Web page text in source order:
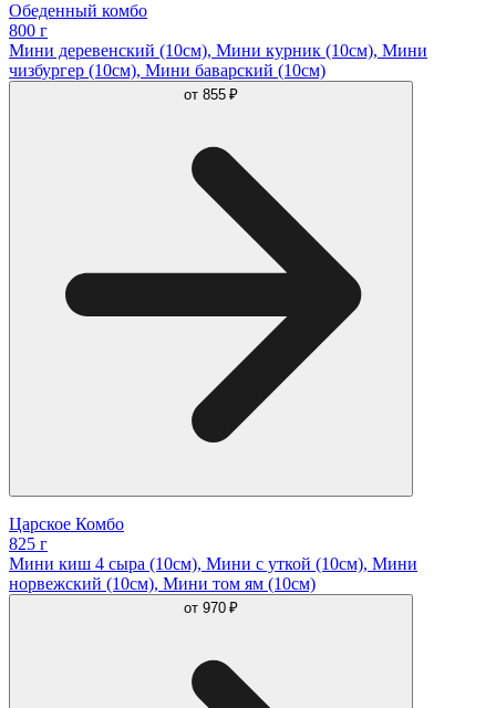
Обеденный комбо
800 г
Мини деревенский (10см), Мини курник (10см), Мини
чизбургер (10см), Мини баварский (10см)
от 855 ₽
Царское Комбо
825 г
Мини киш 4 сыра (10см), Мини с уткой (10см), Мини
норвежский (10см), Мини том ям (10см)
от 970 ₽